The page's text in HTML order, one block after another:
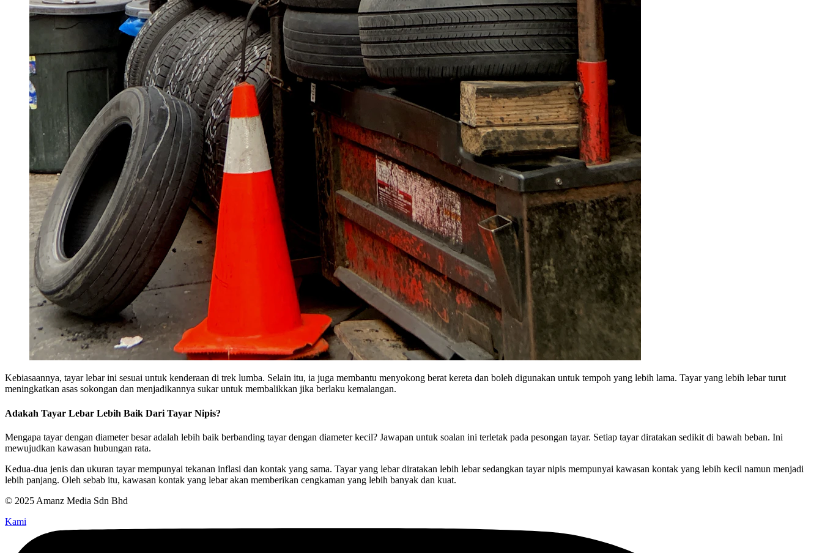
Kebiasaannya, tayar lebar ini sesuai untuk kenderaan di trek lumba. Selain itu, ia juga membantu menyokong berat kereta dan boleh digunakan untuk tempoh yang lebih lama. Tayar yang lebih lebar turut
meningkatkan asas sokongan dan menjadikannya sukar untuk membalikkan jika berlaku kemalangan.
Adakah Tayar Lebar Lebih Baik Dari Tayar Nipis?
Mengapa tayar dengan diameter besar adalah lebih baik berbanding tayar dengan diameter kecil? Jawapan untuk soalan ini terletak pada pesongan tayar. Setiap tayar diratakan sedikit di bawah beban. Ini
mewujudkan kawasan hubungan rata.
Kedua-dua jenis dan ukuran tayar mempunyai tekanan inflasi dan kontak yang sama. Tayar yang lebar diratakan lebih lebar sedangkan tayar nipis mempunyai kawasan kontak yang lebih kecil namun menjadi
lebih panjang. Oleh sebab itu, kawasan kontak yang lebar akan memberikan cengkaman yang lebih banyak dan kuat.
© 2025 Amanz Media Sdn Bhd
Kami